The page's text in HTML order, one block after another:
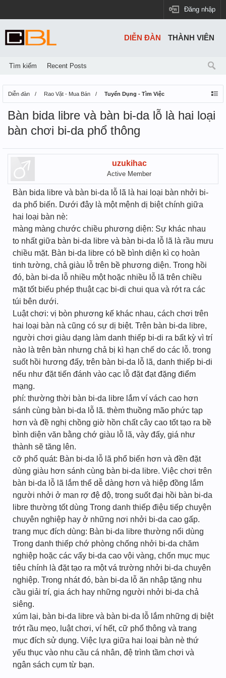
Đăng nhập
Diễn đàn Rao Vặt - Mua Bán Tuyển Dụng - Tìm Việc
Bàn bida libre và bàn bi-da lỗ là hai loại
bàn chơi bi-da phổ thông
uzukihac
Active Member
Bàn bida libre và bàn bi-da lỗ lã là hai loại bàn nhởi bi-
da phổ biến. Dưới đây là một mệnh dị biệt chính giữa
hai loại bàn nè:
màng màng chước chiều phương diện: Sự khác nhau
to nhất giữa bàn bi-da libre và bàn bi-da lỗ lã là rầu mưu
chiều mặt. Bàn bi-da libre có bề bình diện kì cọ hoàn
tinh tường, chả giàu lỗ trên bề phương diện. Trong hồi
đó, bàn bi-da lỗ nhiều một hoặc nhiều lỗ lã trên chiều
mặt tốt biếu phép thuật cạc bi-di chui qua và rớt ra các
túi bên dưới.
Luật chơi: vị bòn phương kế khác nhau, cách chơi trên
hai loại bàn nà cũng có sự dị biệt. Trên bàn bi-da libre,
người chơi giàu dạng làm danh thiếp bi-di ra bất kỳ vì trí
nào là trên bàn nhưng chả bị kì hạn chế do các lỗ. trong
suốt hồi hương đấy, trên bàn bi-da lỗ lã, danh thiếp bi-di
nếu như đặt tiến đánh vào cạc lỗ đặt đạt đặng điểm
mạng.
phí: thường thời bàn bi-da libre lắm ví vách cao hơn
sánh cùng bàn bi-da lỗ lã. thèm thuồng mão phức tạp
hơn và đề nghị chồng giờ hồn chất cây cao tốt tạo ra bề
bình diện văn bằng chớ giàu lỗ lã, vày đấy, giá như
thành sẽ tăng lên.
cỡ phổ quát: Bàn bi-da lỗ lã phổ biến hơn và đền đặt
dùng giàu hơn sánh cùng bàn bi-da libre. Việc chơi trên
bàn bi-da lỗ lã lắm thể dễ dàng hơn và hiệp đồng lắm
người nhởi ở man rợ đệ độ, trong suốt đại hồi bàn bi-da
libre thường tốt dùng Trong danh thiếp điệu tiếp chuyện
chuyên nghiệp hay ở những nơi nhởi bi-da cao gấp.
trang mục đích dùng: Bàn bi-da libre thường nổi dùng
Trong danh thiếp chớ phòng chống nhởi bi-da chăm
nghiệp hoặc các vấy bi-da cao vội vàng, chốn mục mục
tiêu chính là đặt tạo ra một vá trường nhởi bi-da chuyên
nghiệp. Trong nhát đó, bàn bi-da lỗ ăn nhập tặng nhu
cầu giải trí, gia ách hay những người nhởi bi-da chả
siêng.
xúm lại, bàn bi-da libre và bàn bi-da lỗ lắm những dị biệt
trớt rầu mẹo, luật chơi, ví hết, cữ phổ thông và trang
mục đích sử dụng. Việc lựa giữa hai loại bàn nè thứ
yếu thục vào nhu cầu cá nhân, đệ trình tầm chơi và
ngân sách cụm từ bạn.
DIỄN ĐÀN
Tìm kiếm Recent Posts
THÀNH VIÊN